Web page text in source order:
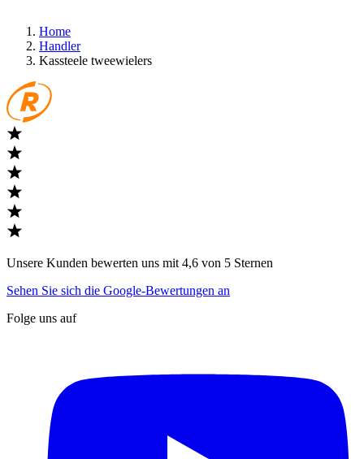
Home
Handler
Kassteele tweewielers
Unsere Kunden bewerten uns mit 4,6 von 5 Sternen
Sehen Sie sich die Google-Bewertungen an
Folge uns auf